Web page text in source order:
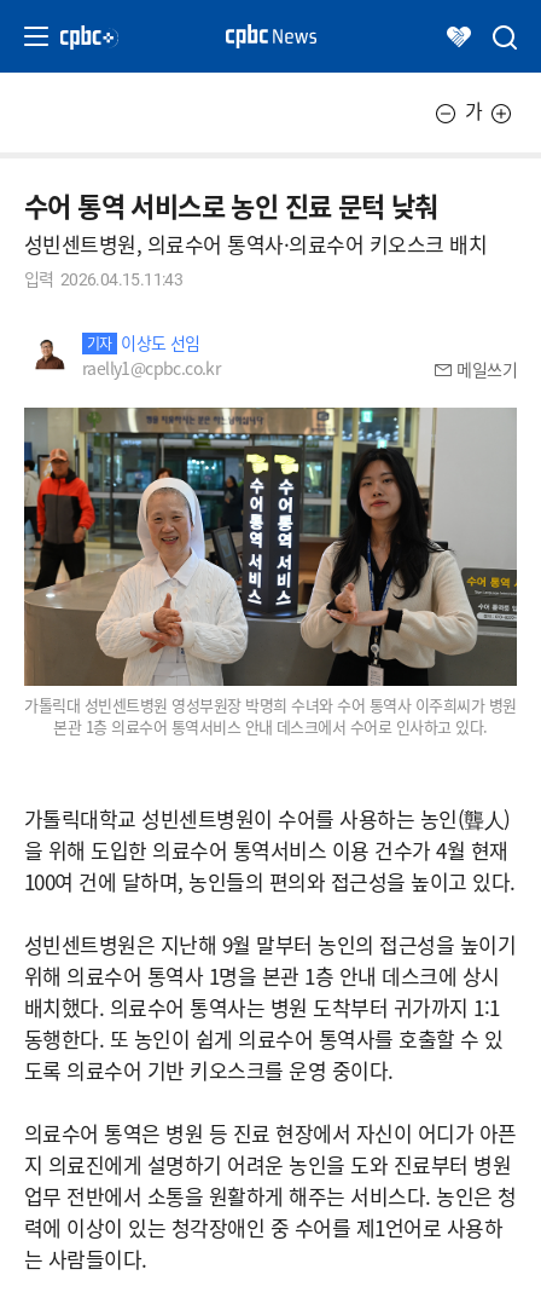
가
수어 통역 서비스로 농인 진료 문턱 낮춰
성빈센트병원, 의료수어 통역사·의료수어 키오스크 배치
입력 2026.04.15.11:43
기자 이상도 선임
raelly1@cpbc.co.kr
메일쓰기
가톨릭대 성빈센트병원 영성부원장 박명희 수녀와 수어 통역사 이주희씨가 병원
본관 1층 의료수어 통역서비스 안내 데스크에서 수어로 인사하고 있다.
가톨릭대학교 성빈센트병원이 수어를 사용하는 농인(聾人)
을 위해 도입한 의료수어 통역서비스 이용 건수가 4월 현재
100여 건에 달하며, 농인들의 편의와 접근성을 높이고 있다.
성빈센트병원은 지난해 9월 말부터 농인의 접근성을 높이기
위해 의료수어 통역사 1명을 본관 1층 안내 데스크에 상시
배치했다. 의료수어 통역사는 병원 도착부터 귀가까지 1:1
동행한다. 또 농인이 쉽게 의료수어 통역사를 호출할 수 있
도록 의료수어 기반 키오스크를 운영 중이다.
의료수어 통역은 병원 등 진료 현장에서 자신이 어디가 아픈
지 의료진에게 설명하기 어려운 농인을 도와 진료부터 병원
업무 전반에서 소통을 원활하게 해주는 서비스다. 농인은 청
력에 이상이 있는 청각장애인 중 수어를 제1언어로 사용하
는 사람들이다.